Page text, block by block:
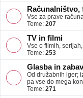
Vse za prave
Teme: 207
TV in filmi
Vse o filmih,
Teme: 253
Glasba in
Od družabnih iger;
pa vse do mega
Teme: 271